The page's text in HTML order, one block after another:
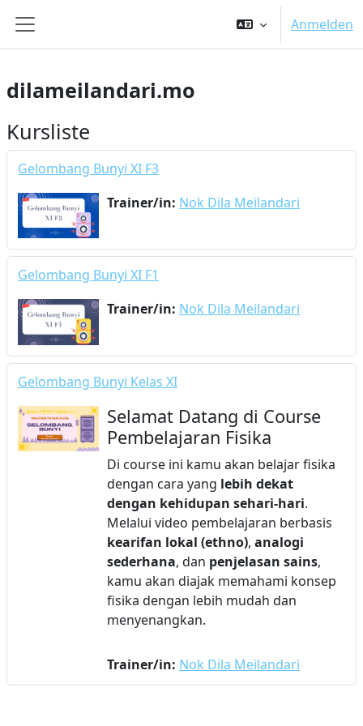
Website-Übersicht
Anmelden
dilameilandari.mo
Kursliste
Gelombang Bunyi XI F3
Trainer/in: Nok Dila Meilandari
Gelombang Bunyi XI F1
Trainer/in: Nok Dila Meilandari
Gelombang Bunyi Kelas XI
Selamat Datang di Course
Pembelajaran Fisika
Di course ini kamu akan belajar fisika
dengan cara yang lebih dekat
dengan kehidupan sehari-hari.
Melalui video pembelajaran berbasis
kearifan lokal (ethno), analogi
sederhana, dan penjelasan sains,
kamu akan diajak memahami konsep
fisika dengan lebih mudah dan
menyenangkan.
Trainer/in: Nok Dila Meilandari